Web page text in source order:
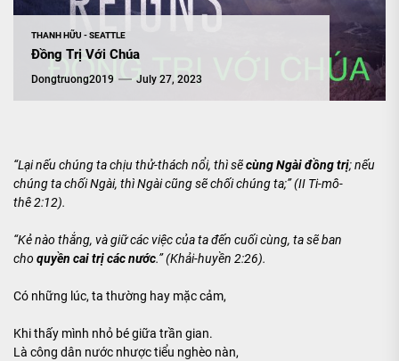
THRU
THANH HỮU - SEATTLE
Đồng Trị Với Chúa
Dongtruong2019 July 27, 2023
“Lại nếu chúng ta chịu thử-thách nổi, thì sẽcùng Ngài đồng trị; nếu
chúng ta chối Ngài, thì Ngài cũng sẽ chối chúng ta;” (II Ti-mô-
thê 2:12).
“Kẻ nào thắng, và giữ các việc của ta đến cuối cùng, ta sẽ ban
choquyền cai trị các nước.” (Khải-huyền 2:26).
Có những lúc, ta thường hay mặc cảm,
Khi thấy mình nhỏ bé giữa trần gian.
Là công dân nước nhược tiểu nghèo nàn,